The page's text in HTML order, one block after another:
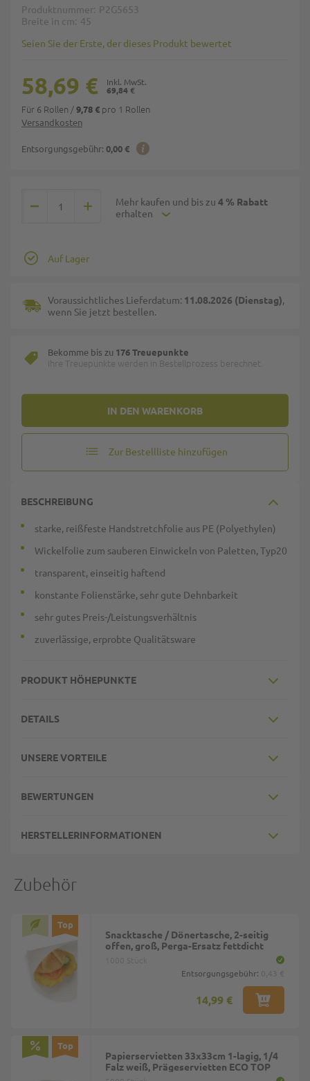
Produktnummer P2G5653
Breite in cm 45
Seien Sie der Erste, der dieses Produkt bewertet
Versandkosten
Entsorgungsgebühr: 0,00 €
69,84 €
58,69 €
Für 6 Rollen /9,78 € pro 1 Rollen
Mehr kaufen und bis zu 4 % Rabatt
erhalten
IN DEN WARENKORB
Auf Lager
Voraussichtliches Lieferdatum: 11.08.2026 (Dienstag),
wenn Sie jetzt bestellen.
Bekomme bis zu 176 Treuepunkte
Ihre Treuepunkte werden in Bestellprozess berechnet.
Zur Bestellliste hinzufügen
BESCHREIBUNG
starke, reißfeste Handstretchfolie aus PE (Polyethylen)
Wickelfolie zum sauberen Einwickeln von Paletten, Typ20
transparent, einseitig haftend
konstante Folienstärke, sehr gute Dehnbarkeit
sehr gutes Preis-/Leistungsverhältnis
zuverlässige, erprobte Qualitätsware
PRODUKT HÖHEPUNKTE
DETAILS
UNSERE VORTEILE
BEWERTUNGEN
HERSTELLERINFORMATIONEN
Zubehör
Top
Snacktasche / Dönertasche, 2-seitig
offen, groß, Perga-Ersatz fettdicht
Entsorgungsgebühr:
14,99 €
Top
Papierservietten 33x33cm 1-lagig, 1/4
Falz weiß, Prägeservietten ECO TOP